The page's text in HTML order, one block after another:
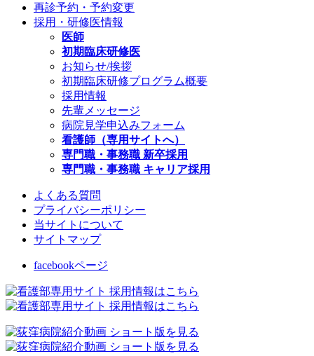
再診予約・予約変更
採用・研修医情報
医師
初期臨床研修医
お知らせ/挨拶
初期臨床研修プログラム概要
採用情報
先輩メッセージ
病院見学申込みフォーム
看護師（専用サイトへ）
専門職・事務職 新卒採用
専門職・事務職 キャリア採用
よくある質問
プライバシーポリシー
当サイトについて
サイトマップ
facebookページ